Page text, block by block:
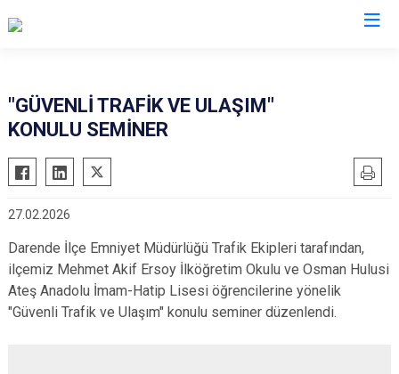
Akçadağ
Arapgir
Battalgazi
Darende
Doğanşehir
Doğanyol
Yazıhan
Yeşilyurt
"GÜVENLİ TRAFİK VE ULAŞIM"
KONULU SEMİNER
27.02.2026
Darende İlçe Emniyet Müdürlüğü Trafik Ekipleri tarafından,
ilçemiz Mehmet Akif Ersoy İlköğretim Okulu ve Osman Hulusi
Ateş Anadolu İmam-Hatip Lisesi öğrencilerine yönelik
"Güvenli Trafik ve Ulaşım" konulu seminer düzenlendi.